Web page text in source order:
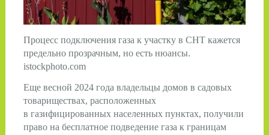
Процесс подключения газа к участку в СНТ кажется
предельно прозрачным, но есть нюансы.
istockphoto.com
Еще весной 2024 года владельцы домов в садовых
товариществах, расположенных
в газифицированных населенных пунктах, получили
право на бесплатное подведение газа к границам